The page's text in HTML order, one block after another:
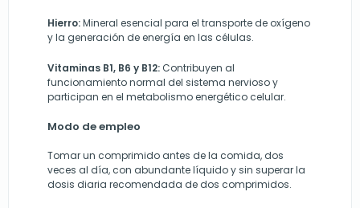
Hierro:Mineral esencial para el transporte de oxígeno
y la generación de energía en las células.
Vitaminas B1, B6 y B12: Contribuyen al
funcionamiento normal del sistema nervioso y
participan en el metabolismo energético celular.
Modo de empleo
Tomar un comprimido antes de la comida, dos
veces al día, con abundante líquido y sin superar la
dosis diaria recomendada de dos comprimidos.